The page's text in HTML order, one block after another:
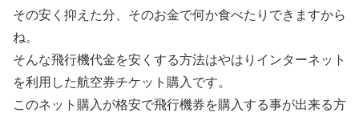
その安く抑えた分、そのお金で何か食べたりできますから
ね。
そんな飛行機代金を安くする方法はやはりインターネット
を利用した航空券チケット購入です。
このネット購入が格安で飛行機券を購入する事が出来る方